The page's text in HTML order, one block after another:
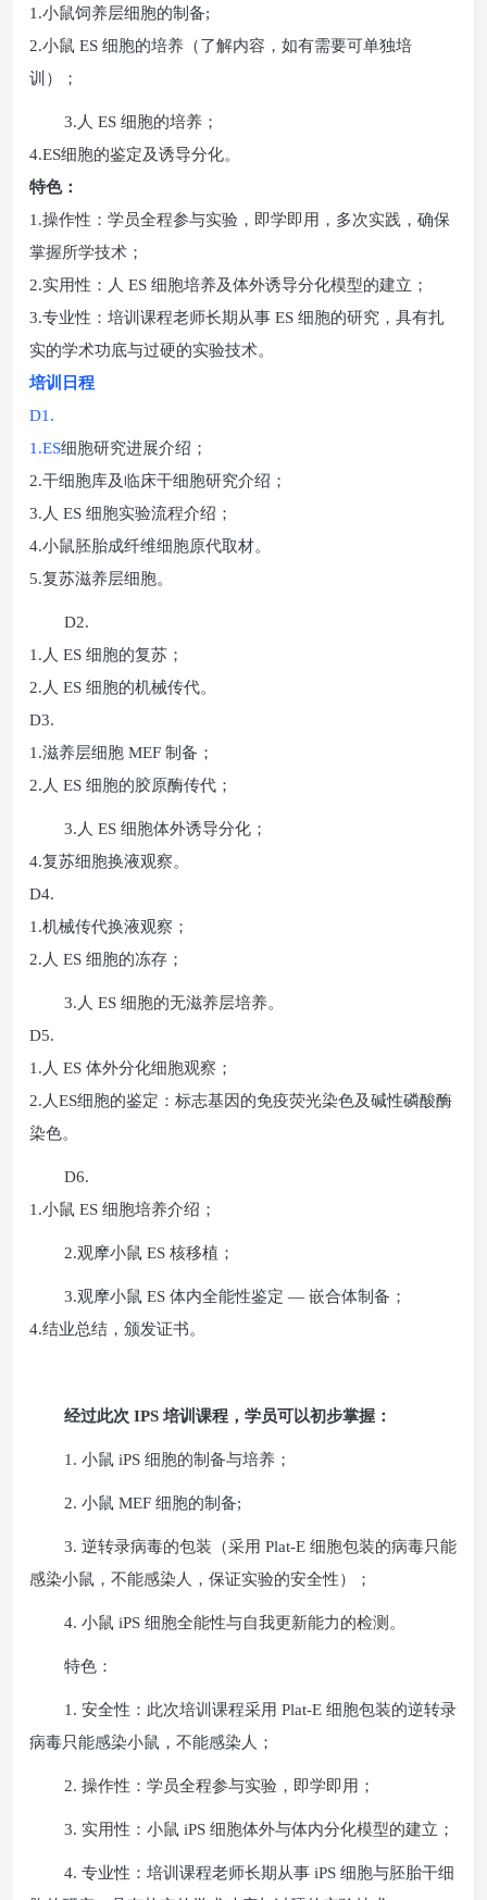
1.小鼠饲养层细胞的制备;
2.小鼠 ES 细胞的培养（了解内容，如有需要可单独培
训）；
3. 人 ES 细胞的培养；
4.ES细胞的鉴定及诱导分化。
特色：
1.操作性：学员全程参与实验，即学即用，多次实践，确保
掌握所学技术；
2.实用性：人 ES 细胞培养及体外诱导分化模型的建立；
3.专业性：培训课程老师长期从事 ES 细胞的研究，具有扎
实的学术功底与过硬的实验技术。
培训日程
D1.
1.ES细胞研究进展介绍；
2.干细胞库及临床干细胞研究介绍；
3. 人 ES 细胞实验流程介绍；
4.小鼠胚胎成纤维细胞原代取材。
5.复苏滋养层细胞。
D2.
1. 人 ES 细胞的复苏 ；
2. 人 ES 细胞的机械传代。
D3.
1.滋养层细胞 MEF 制备 ；
2. 人 ES 细胞的胶原酶传代；
3. 人 ES 细胞体外诱导分化 ；
4.复苏细胞换液观察。
D4.
1.机械传代换液观察 ；
2. 人 ES 细胞的冻存；
3. 人 ES 细胞的无滋养层培养。
D5.
1. 人 ES 体外分化细胞观察；
2. 人ES细胞的鉴定：标志基因的免疫荧光染色及碱性磷酸酶
染色。
D6.
1.小鼠 ES 细胞培养介绍；
2.观摩小鼠 ES 核移植；
3.观摩小鼠 ES 体内全能性鉴定 — 嵌合体制备 ；
4.结业总结，颁发证书。
经过此次 IPS培训课程，学员可以初步掌握：
1. 小鼠 iPS 细胞的制备与培养；
2. 小鼠 MEF 细胞的制备;
3. 逆转录病毒的包装（采用 Plat-E 细胞包装的病毒只能
感染小鼠，不能感染人，保证实验的安全性）；
4. 小鼠 iPS 细胞全能性与自我更新能力的检测。
特色：
1. 安全性：此次培训课程采用 Plat-E 细胞包装的逆转录
病毒只能感染小鼠，不能感染人；
2. 操作性：学员全程参与实验，即学即用；
3. 实用性：小鼠 iPS 细胞体外与体内分化模型的建立；
4. 专业性：培训课程老师长期从事 iPS 细胞与胚胎干细